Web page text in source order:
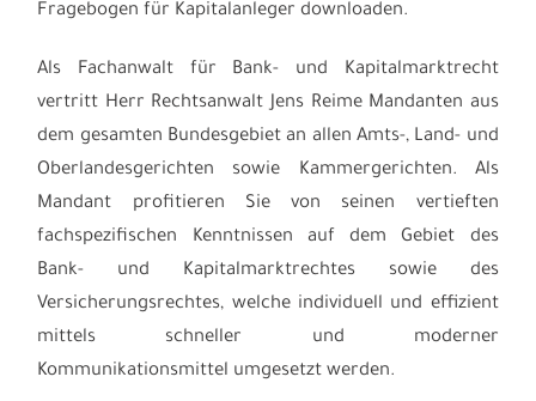
Fragebogen für Kapitalanleger downloaden.
Als Fachanwalt für Bank- und Kapitalmarktrecht
vertritt Herr Rechtsanwalt Jens Reime Mandanten aus
dem gesamten Bundesgebiet an allen Amts-, Land- und
Oberlandesgerichten sowie Kammergerichten. Als
Mandant profitieren Sie von seinen vertieften
fachspezifischen Kenntnissen auf dem Gebiet des
Bank- und Kapitalmarktrechtes sowie des
Versicherungsrechtes, welche individuell und effizient
mittels schneller und moderner
Kommunikationsmittel umgesetzt werden.